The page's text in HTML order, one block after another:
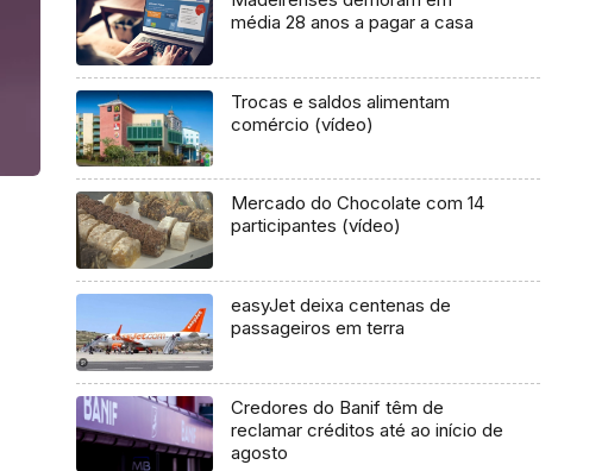
média 28 anos a pagar a casa
Trocas e saldos alimentam
comércio (vídeo)
Mercado do Chocolate com 14
participantes (vídeo)
easyJet deixa centenas de
passageiros em terra
Credores do Banif têm de
reclamar créditos até ao início de
agosto